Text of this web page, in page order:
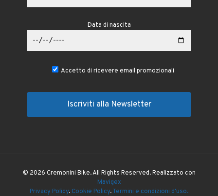
Data di nascita
Accetto di ricevere email promozionali
© 2026 Cremonini Bike. All Rights Reserved. Realizzato con
Mavigex
Privacy Policy. Cookie Policy.Termini e condizioni d'uso.